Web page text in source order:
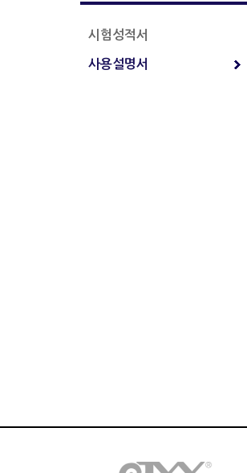
시험성적서
사용설명서